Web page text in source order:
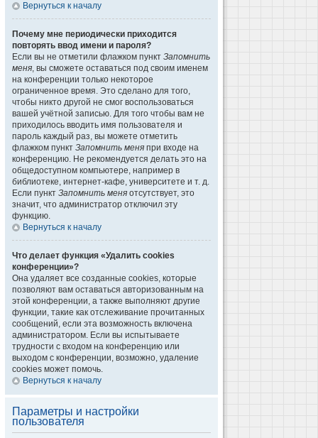
Вернуться к началу
Почему мне периодически приходится
повторять ввод имени и пароля?
Если вы не отметили флажком пункт Запомнить
меня, вы сможете оставаться под своим именем
на конференции только некоторое
ограниченное время. Это сделано для того,
чтобы никто другой не смог воспользоваться
вашей учётной записью. Для того чтобы вам не
приходилось вводить имя пользователя и
пароль каждый раз, вы можете отметить
флажком пункт Запомнить меня при входе на
конференцию. Не рекомендуется делать это на
общедоступном компьютере, например в
библиотеке, интернет-кафе, университете и т. д.
Если пункт Запомнить меня отсутствует, это
значит, что администратор отключил эту
функцию.
Вернуться к началу
Что делает функция «Удалить cookies
конференции»?
Она удаляет все созданные cookies, которые
позволяют вам оставаться авторизованным на
этой конференции, а также выполняют другие
функции, такие как отслеживание прочитанных
сообщений, если эта возможность включена
администратором. Если вы испытываете
трудности с входом на конференцию или
выходом с конференции, возможно, удаление
cookies может помочь.
Вернуться к началу
Параметры и настройки
пользователя